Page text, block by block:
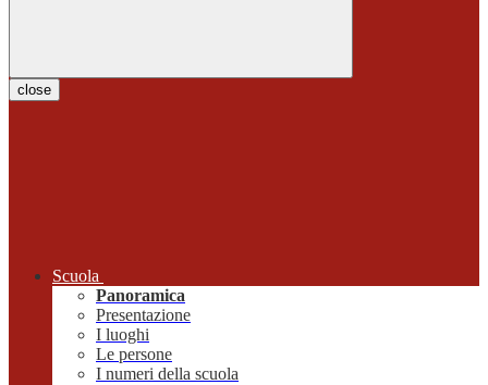
close
Scuola
Panoramica
Presentazione
I luoghi
Le persone
I numeri della scuola